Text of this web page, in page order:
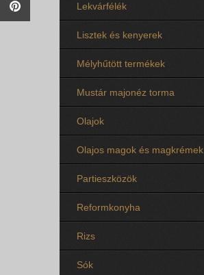
Lekvárfélék
Lisztek és kenyerek
Mélyhűtött termékek
Mustár majonéz torma
Olajok
Olajos magok és magkrémek
Partieszközök
Reformkonyha
Rizs
Sók